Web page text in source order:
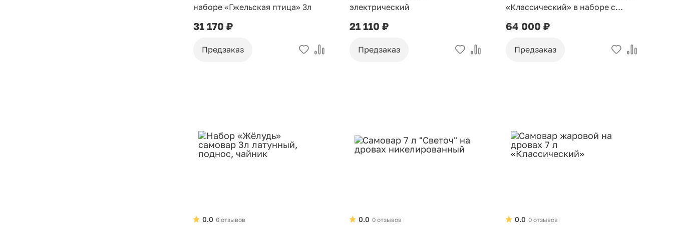
наборе «Гжельская птица» 3л
31 170 ₽
Предзаказ
электрический
21 110 ₽
Предзаказ
«Классический» в наборе с
64 000 ₽
Предзаказ
0 отзывов
0.0 0 отзывов
0.0 0 отзывов
0.0